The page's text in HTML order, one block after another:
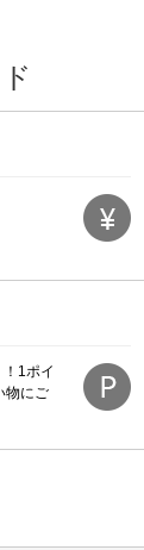
1ポイ
物にご